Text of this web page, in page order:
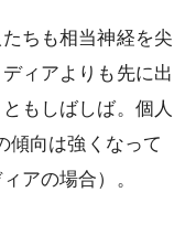
ちも相当神経を尖
ィアよりも先に出
もしばしば。個人
傾向は強くなって
アの場合）。